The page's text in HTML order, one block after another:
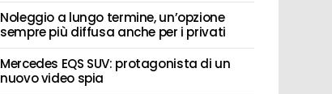
Noleggio a lungo termine, un’opzione
sempre più diffusa anche per i privati
Mercedes EQS SUV: protagonista di un
nuovo video spia